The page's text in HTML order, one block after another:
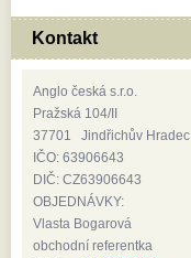
Kontakt
Anglo česká s.r.o.
Pražská 104/II
37701 Jindřichův Hradec
IČO: 63906643
DIČ: CZ63906643
OBJEDNÁVKY:
Vlasta Bogarová
obchodní referentka